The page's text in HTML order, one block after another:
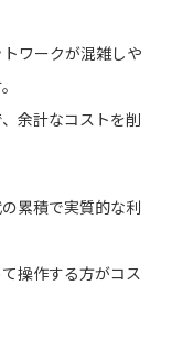
ワークが混雑しや
余計なコストを削
累積で実質的な利
操作する方がコス